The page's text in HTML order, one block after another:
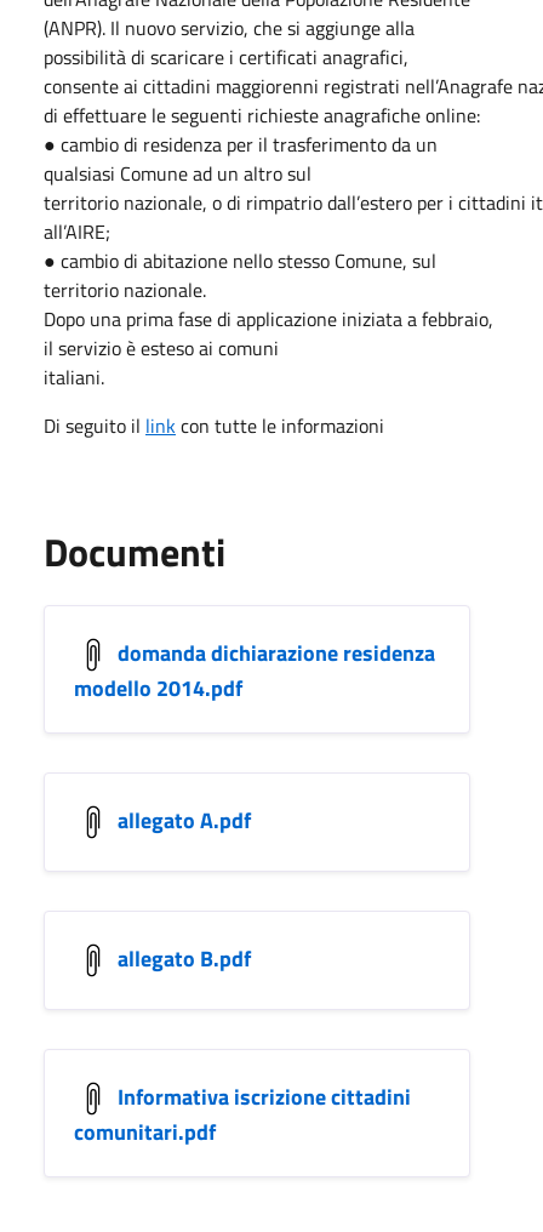
(ANPR). Il nuovo servizio, che si aggiunge alla
possibilità di scaricare i certificati anagrafici,
consenteai cittadini maggiorenni registrati nell’Anagrafe
di effettuare leseguenti richieste anagrafiche online:
● cambio di residenza per il trasferimento da un
qualsiasi Comune ad un altro sul
territorio nazionale, odi rimpatriodall’estero per i cittadini
all’AIRE;
● cambio di abitazione nello stesso Comune, sul
territorio nazionale.
Dopo una prima fase di applicazione iniziata a febbraio,
il servizio è esteso ai comuni
italiani.
Di seguito il linkcon tutte le informazioni
Documenti
domanda dichiarazione residenza
modello 2014.pdf
allegato A.pdf
allegato B.pdf
Informativa iscrizione cittadini
comunitari.pdf